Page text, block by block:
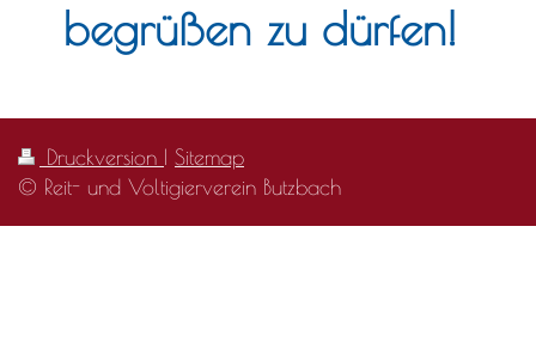
begrüßen zu dürfen!
Druckversion | Sitemap
© Reit- und Voltigierverein Butzbach